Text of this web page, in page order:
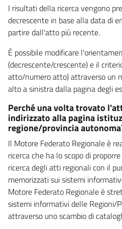
I risultati della ricerca vengono
decrescente in base alla data di
partire dall'atto più recente.
È possibile modificare
(decrescente/crescente) e il
atto/numero atto) attraverso un
alto a sinistra dalla pagina degli
Perché una volta trovato
indirizzato alla pagina
regione/provincia
Il Motore Federato Regionale è
ricerca che ha lo scopo di
ricerca degli atti regionali con il
memorizzati sui sistemi
Motore Federato Regionale è
sistemi informativi delle Regioni/
attraverso uno scambio di